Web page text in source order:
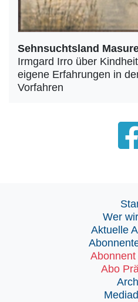
Sehnsuchtsland
Irmgard Irro über
eigene Erfahrungen in
Vorfahren
Wer
Aktuelle
Abo